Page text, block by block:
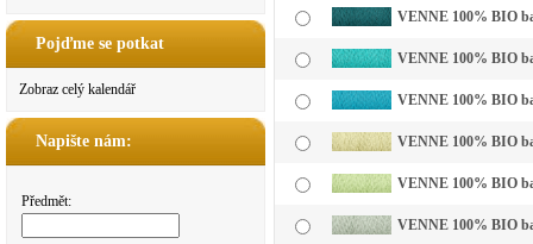
Pojďme se potkat
Zobraz celý kalendář
Napište nám:
Předmět:
VENNE 100% BIO
VENNE 100% BIO
VENNE 100% BIO
VENNE 100% BIO
VENNE 100% BIO
VENNE 100% BIO